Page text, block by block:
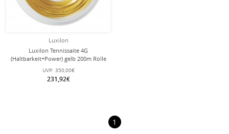
Luxilon
Luxilon Tennissaite 4G
(Haltbarkeit+Power) gelb 200m Rolle
UVP: 350,00€
231,92€
1